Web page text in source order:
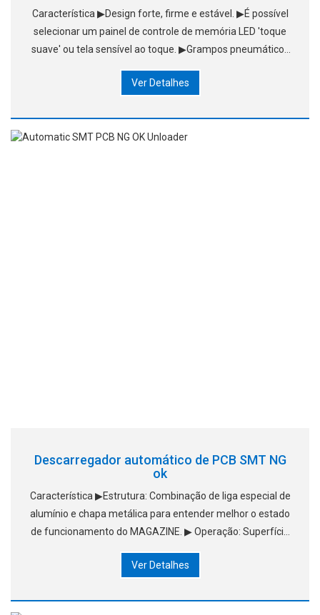
Característica ▶Design forte, firme e estável. ▶É possível
selecionar um painel de controle de memória LED 'toque
suave' ou tela sensível ao toque. ▶Grampos pneumáticos
▶Guar sem quebra de PCB
Ver Detalhes
Descarregador automático de PCB SMT NG
ok
Característica ▶Estrutura: Combinação de liga especial de
alumínio e chapa metálica para entender melhor o estado
de funcionamento do MAGAZINE. ▶ Operação: Superfície
Sistema de controle: PLC Panasonic con
Ver Detalhes